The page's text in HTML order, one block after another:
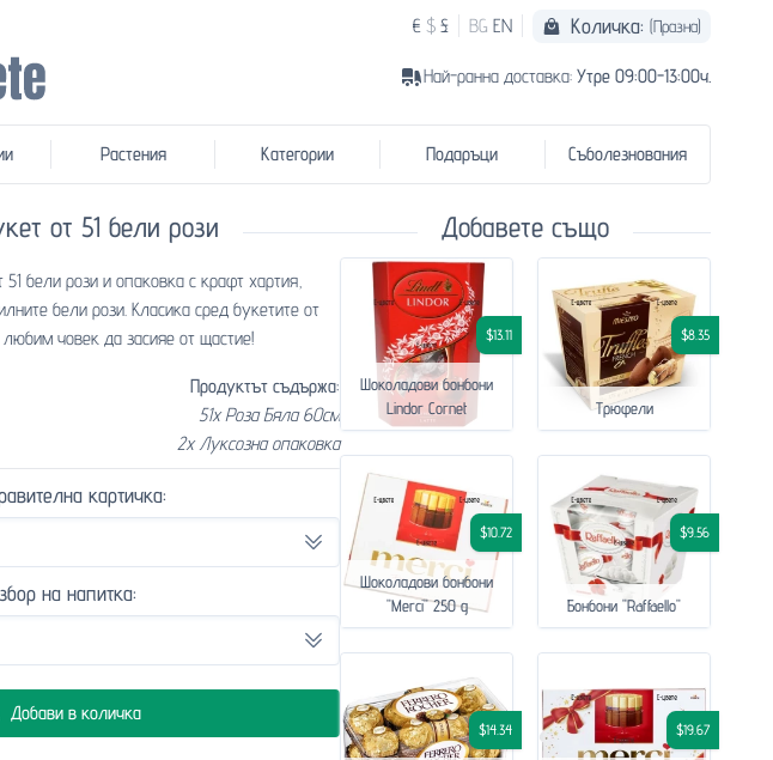
€ $ £ BG EN Количка: (Празна)
Най-ранна доставка: Утре 09:00-13:00ч.
Растения Категории Подаръци Съболезнования
от 51 бели рози
бели рози и опаковка с крафт хартия,
бели рози. Класика сред букетите от
човек да засияе от щастие!
Продуктът съдържа:
51x Роза Бяла 60см
2x Луксозна опаковка
картичка:
на напитка:
Добави в количка
Добавете също
$13.11
Шоколадови бонбони
Lindor Cornet
$8.35
Трюфели
$10.72
Шоколадови бонбони
"Merci" 250 g
$9.56
Бонбони "Raffaello"
$14.34 $19.67